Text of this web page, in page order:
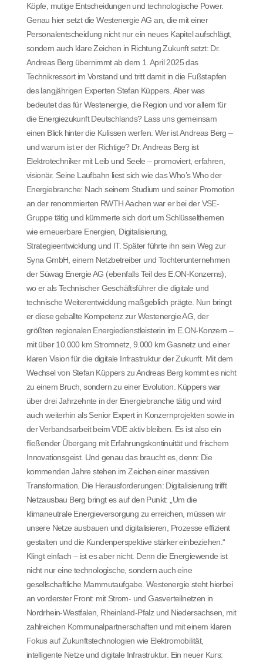
Köpfe, mutige Entscheidungen und technologische Power.
Genau hier setzt die Westenergie AG an, die mit einer
Personalentscheidung nicht nur ein neues Kapitel aufschlägt,
sondern auch klare Zeichen in Richtung Zukunft setzt: Dr.
Andreas Berg übernimmt ab dem 1. April 2025 das
Technikressort im Vorstand und tritt damit in die Fußstapfen
des langjährigen Experten Stefan Küppers. Aber was
bedeutet das für Westenergie, die Region und vor allem für
die Energiezukunft Deutschlands? Lass uns gemeinsam
einen Blick hinter die Kulissen werfen. Wer ist Andreas Berg –
und warum ist er der Richtige? Dr. Andreas Berg ist
Elektrotechniker mit Leib und Seele – promoviert, erfahren,
visionär. Seine Laufbahn liest sich wie das Who’s Who der
Energiebranche: Nach seinem Studium und seiner Promotion
an der renommierten RWTH Aachen war er bei der VSE-
Gruppe tätig und kümmerte sich dort um Schlüsselthemen
wie erneuerbare Energien, Digitalisierung,
Strategieentwicklung und IT. Später führte ihn sein Weg zur
Syna GmbH, einem Netzbetreiber und Tochterunternehmen
der Süwag Energie AG (ebenfalls Teil des E.ON-Konzerns),
wo er als Technischer Geschäftsführer die digitale und
technische Weiterentwicklung maßgeblich prägte. Nun bringt
er diese geballte Kompetenz zur Westenergie AG, der
größten regionalen Energiedienstleisterin im E.ON-Konzern –
mit über 10.000 km Stromnetz, 9.000 km Gasnetz und einer
klaren Vision für die digitale Infrastruktur der Zukunft. Mit dem
Wechsel von Stefan Küppers zu Andreas Berg kommt es nicht
zu einem Bruch, sondern zu einer Evolution. Küppers war
über drei Jahrzehnte in der Energiebranche tätig und wird
auch weiterhin als Senior Expert in Konzernprojekten sowie in
der Verbandsarbeit beim VDE aktiv bleiben. Es ist also ein
fließender Übergang mit Erfahrungskontinuität und frischem
Innovationsgeist. Und genau das braucht es, denn: Die
kommenden Jahre stehen im Zeichen einer massiven
Transformation. Die Herausforderungen: Digitalisierung trifft
Netzausbau Berg bringt es auf den Punkt: „Um die
klimaneutrale Energieversorgung zu erreichen, müssen wir
unsere Netze ausbauen und digitalisieren, Prozesse effizient
gestalten und die Kundenperspektive stärker einbeziehen.“
Klingt einfach – ist es aber nicht. Denn die Energiewende ist
nicht nur eine technologische, sondern auch eine
gesellschaftliche Mammutaufgabe. Westenergie steht hierbei
an vorderster Front: mit Strom- und Gasverteilnetzen in
Nordrhein-Westfalen, Rheinland-Pfalz und Niedersachsen, mit
zahlreichen Kommunalpartnerschaften und mit einem klaren
Fokus auf Zukunftstechnologien wie Elektromobilität,
intelligente Netze und digitale Infrastruktur. Ein neuer Kurs: